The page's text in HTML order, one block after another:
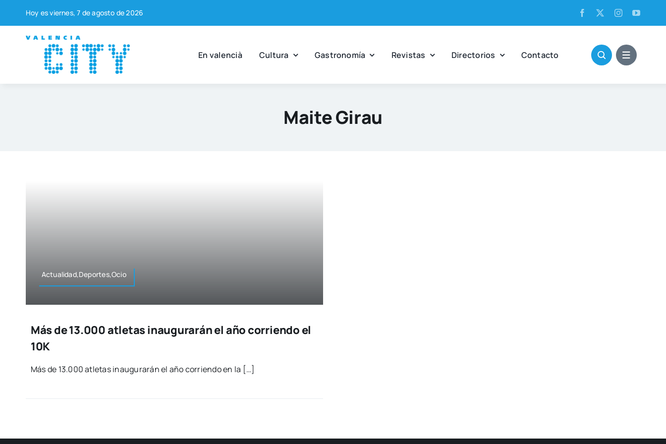
contenido
Hoy es vier­nes, 7 de agos­to de 2026
En valen­cià Cul­tu­ra Gas­tro­no­mía Revis­tas Direc­to­rios Con­tac­to
Maite Girau
Actualidad,Deportes,Ocio
Más de 13.000 atletas inaugurarán el año corriendo el
10K
Más de 13.000 atle­tas inau­gu­ra­rán el año corrien­do en la […]